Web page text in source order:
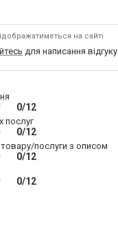
на сайті
для написання відгуку
0/12
послуг
0/12
товару/послуги з описом
0/12
0/12